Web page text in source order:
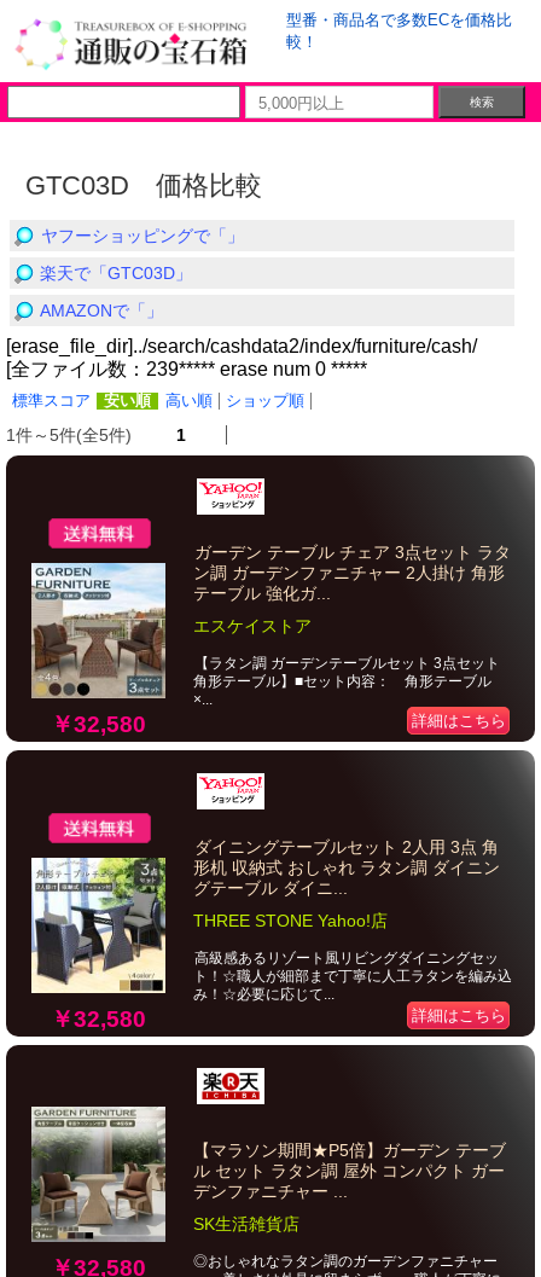
型番・商品名で多数ECを価格比
較！
GTC03D 価格比較
ヤフーショッピングで「」
楽天で「GTC03D」
AMAZONで「」
[erase_file_dir]../search/cashdata2/index/furniture/cash/
[全ファイル数：239***** erase num 0 *****
標準スコア 安い順 高い順 ショップ順
1件～5件(全5件) 1
￥32,580
ガーデン テーブル チェア 3点セット ラタ
ン調 ガーデンファニチャー 2人掛け 角形
テーブル 強化ガ...
エスケイストア
【ラタン調 ガーデンテーブルセット 3点セット
角形テーブル】■セット内容： 角形テーブル
×...
詳細はこちら
￥32,580
ダイニングテーブルセット 2人用 3点 角
形机 収納式 おしゃれ ラタン調 ダイニン
グテーブル ダイニ...
THREE STONE Yahoo!店
高級感あるリゾート風リビングダイニングセッ
ト！☆職人が細部まで丁寧に人工ラタンを編み込
み！☆必要に応じて...
詳細はこちら
￥32,580
【マラソン期間★P5倍】ガーデン テーブ
ル セット ラタン調 屋外 コンパクト ガー
デンファニチャー ...
SK生活雑貨店
◎おしゃれなラタン調のガーデンファニチャー